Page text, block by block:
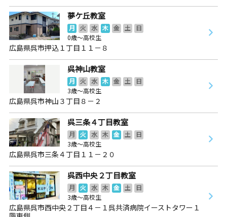
夢ケ丘教室
月 火 水 木 金 土
日
0歳～高校生
広島県呉市押込１丁目１１－８
呉神山教室
月 火 水 木 金 土
日
3歳～高校生
広島県呉市神山３丁目８－２
呉三条４丁目教室
月 火 水 木 金 土
日
3歳～高校生
広島県呉市三条４丁目１１－２０
呉西中央２丁目教室
月 火 水 木 金 土
日
3歳～高校生
広島県呉市西中央２丁目４－１呉共済病院イーストタワー１